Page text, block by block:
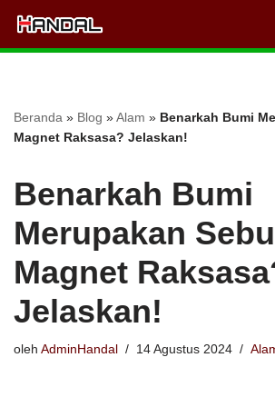
Lompat
Beranda » Blog »Alam » Benarkah Bumi
Magnet Raksasa? Jelaskan!
Benarkah Bumi
Merupakan
Magnet
Jelaskan!
oleh AdminHandal 14 Agustus 2024